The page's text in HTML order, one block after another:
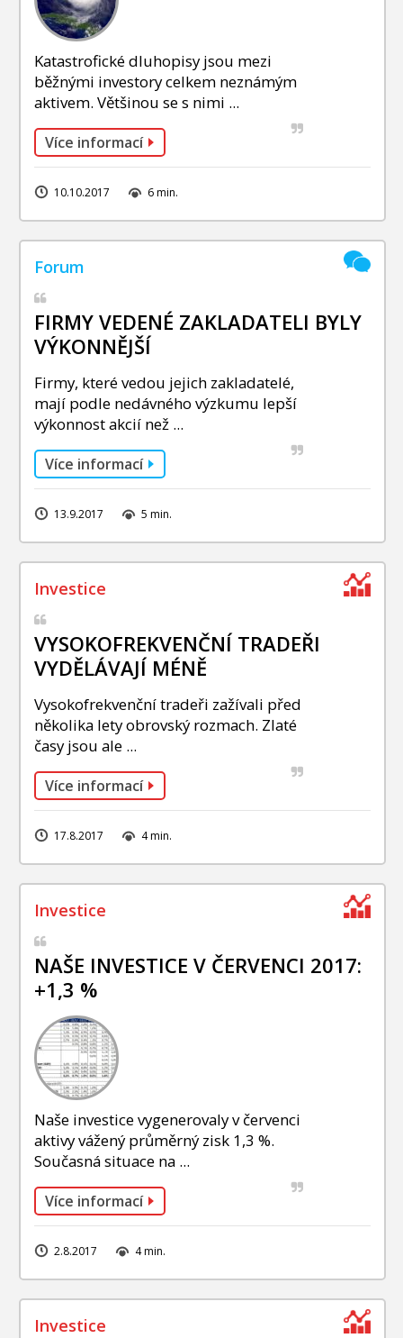
Katastrofické dluhopisy jsou mezi
běžnými investory celkem neznámým
aktivem. Většinou se s nimi ...
Více informací
10.10.2017 6 min.
FIRMY VEDENÉ ZAKLADATELI BYLY
VÝKONNĚJŠÍ
Firmy, které vedou jejich zakladatelé,
mají podle nedávného výzkumu lepší
výkonnost akcií než ...
Více informací
13.9.2017 5 min.
VYSOKOFREKVENČNÍ TRADEŘI
VYDĚLÁVAJÍ MÉNĚ
Vysokofrekvenční tradeři zažívali před
několika lety obrovský rozmach. Zlaté
časy jsou ale ...
Více informací
17.8.2017 4 min.
NAŠE INVESTICE V ČERVENCI 2017:
+1,3 %
Naše investice vygenerovaly v červenci
aktivy vážený průměrný zisk 1,3 %.
Současná situace na ...
Více informací
2.8.2017 4 min.